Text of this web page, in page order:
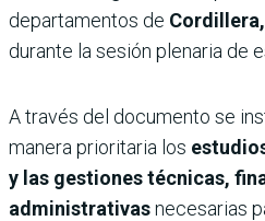
departamentos de
durante la sesión plenaria de
A través del documento se
manera prioritaria los
y las gestiones técnicas,
administrativasnecesarias